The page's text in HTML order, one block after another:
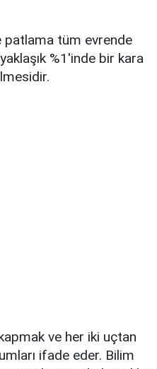
patlama tüm evrende
%1'inde bir kara
ve her iki uçtan
ifade eder. Bilim